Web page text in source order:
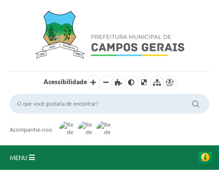
Acessibilidade
Acompanhe-nos:
MENU